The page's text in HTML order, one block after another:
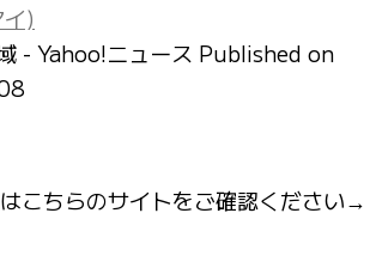
)
- Yahoo!ニュース Published on
こちらのサイトをご確認ください→